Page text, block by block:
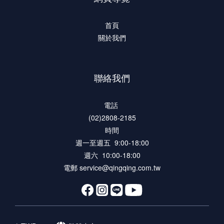
首頁
關於我們
聯絡我們
電話
(02)2808-2185
時間
週一至週五 9:00-18:00
週六 10:00-18:00
電郵 service@qingqing.com.tw